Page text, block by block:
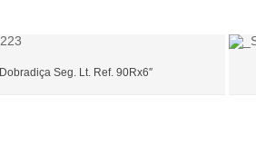
Dobradiça Seg. Lt. Ref. 90Rx6″